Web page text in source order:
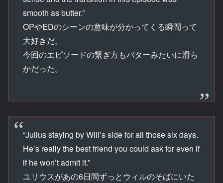
smooth as butter.”
OPやEDのシーンの意味が分かってくる瞬間って
大好きだ。
今回のエピソードの繋ぎ方もバターみたいに滑ら
かだった。
“Julius staying by Will’s side for all those six days.
He’s really the best friend you could ask for even if
if he won’t admit it.”
ユリウスがあの6日間ずっとウィルのそばにいた